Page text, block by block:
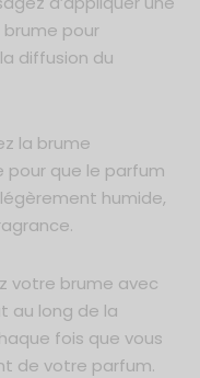
pour
diffusion du
la brume
que le parfum
humide,
votre brume avec
au long de la
fois que vous
de votre parfum.